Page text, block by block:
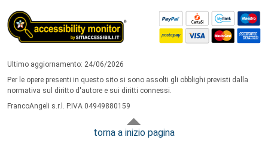
Ultimo aggiornamento: 24/06/2026
Per le opere presenti in questo sito si sono assolti gli obblighi previsti dalla
normativa sul diritto d'autore e sui diritti connessi.
FrancoAngeli s.r.l. P.IVA 04949880159
torna a inizio pagina